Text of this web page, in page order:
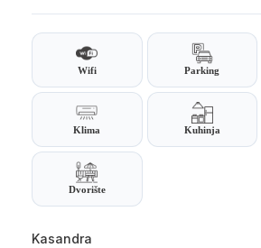
Wifi Parking
Klima Kuhinja
Dvorište
Kasandra